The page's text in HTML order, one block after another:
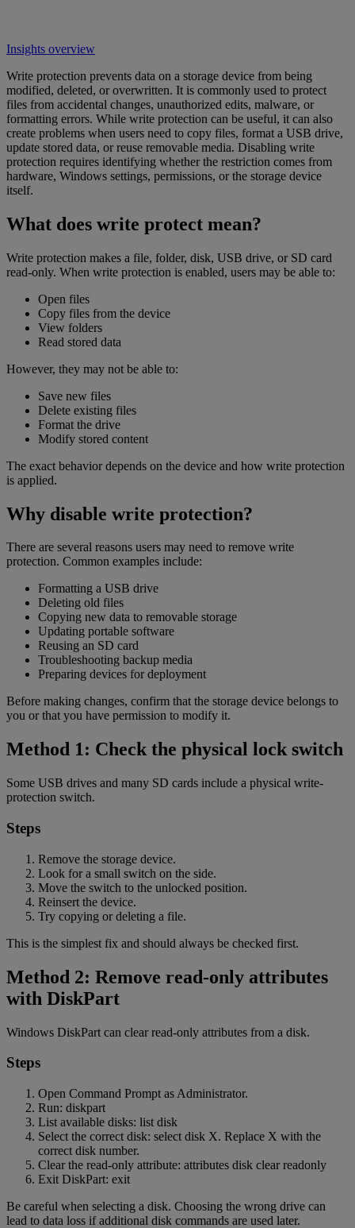
Insights overview
Write protection prevents data on a storage device from being
modified, deleted, or overwritten. It is commonly used to protect
files from accidental changes, unauthorized edits, malware, or
formatting errors. While write protection can be useful, it can also
create problems when users need to copy files, format a USB drive,
update stored data, or reuse removable media. Disabling write
protection requires identifying whether the restriction comes from
hardware, Windows settings, permissions, or the storage device
itself.
What does write protect mean?
Write protection makes a file, folder, disk, USB drive, or SD card
read-only. When write protection is enabled, users may be able to:
Open files
Copy files from the device
View folders
Read stored data
However, they may not be able to:
Save new files
Delete existing files
Format the drive
Modify stored content
The exact behavior depends on the device and how write protection
is applied.
Why disable write protection?
There are several reasons users may need to remove write
protection. Common examples include:
Formatting a USB drive
Deleting old files
Copying new data to removable storage
Updating portable software
Reusing an SD card
Troubleshooting backup media
Preparing devices for deployment
Before making changes, confirm that the storage device belongs to
you or that you have permission to modify it.
Method 1: Check the physical lock switch
Some USB drives and many SD cards include a physical write-
protection switch.
Steps
Remove the storage device.
Look for a small switch on the side.
Move the switch to the unlocked position.
Reinsert the device.
Try copying or deleting a file.
This is the simplest fix and should always be checked first.
Method 2: Remove read-only attributes
with DiskPart
Windows DiskPart can clear read-only attributes from a disk.
Steps
Open Command Prompt as Administrator.
Run: diskpart
List available disks: list disk
Select the correct disk: select disk X. Replace X with the
correct disk number.
Clear the read-only attribute: attributes disk clear readonly
Exit DiskPart: exit
Be careful when selecting a disk. Choosing the wrong drive can
lead to data loss if additional disk commands are used later.